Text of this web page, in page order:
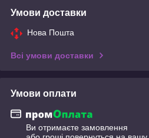
Умови доставки
Нова Пошта
Всі умови доставки
Умови оплати
Ви отримаєте замовлення